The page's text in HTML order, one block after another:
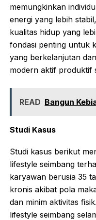
memungkinkan
energi yang lebih
kualitas hidup yang
fondasi penting untuk
yang berkelanjutan
modern aktif produktif
READ Bangun
Studi Kasus
Studi kasus berikut
lifestyle seimbang
karyawan berusia 35
kronis akibat pola
dan minim aktivitas
lifestyle seimbang